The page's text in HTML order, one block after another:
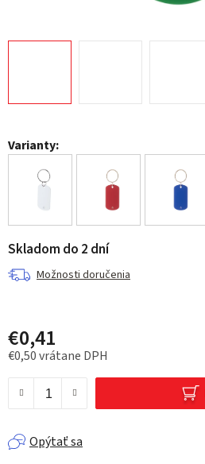
Varianty:
Skladom do 2 dní
Možnosti doručenia
€0,41
€0,50 vrátane DPH
Opýtať sa